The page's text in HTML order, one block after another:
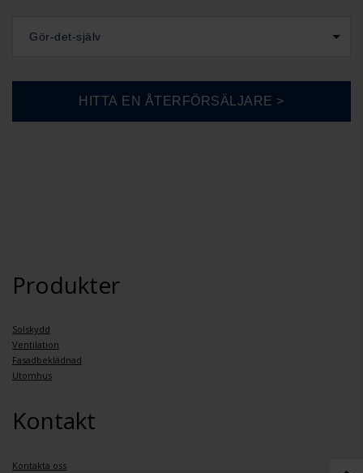
Gör-det-själv
Produkter
Solskydd
Ventilation
Fasadbeklädnad
Utomhus
Kontakt
Kontakta oss